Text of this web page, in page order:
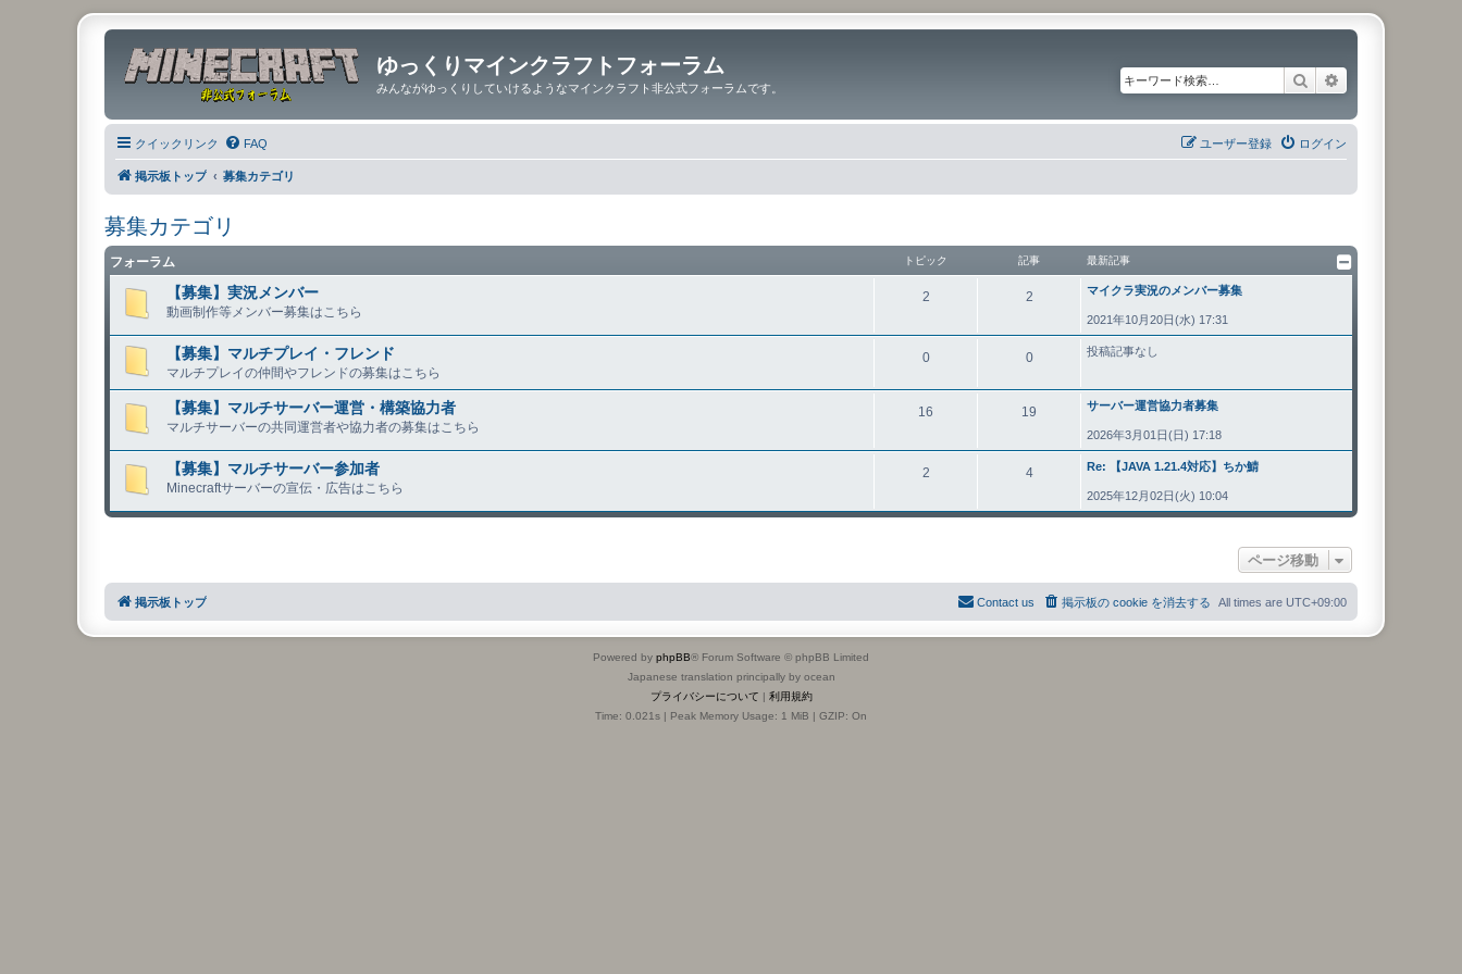
ゆっくりマインクラフトフォーラム
みんながゆっくりしていけるようなマインクラフト非公式フォーラムです。 検索
クイックリンク FAQ ログイン
ユーザー登録
掲示板トップ 募集カテゴリ
募集カテゴリ
フォーラム トピック 記事 最新記事
【募集】実況メンバー
動画制作等メンバー募集はこちら
2 2 マイクラ実況のメンバー募集
2021年10月20日(水) 17:31
【募集】マルチプレイ・フレンド
マルチプレイの仲間やフレンドの募集はこちら
0 0 投稿記事なし
【募集】マルチサーバー運営・構築協力者
マルチサーバーの共同運営者や協力者の募集はこちら
16 19 サーバー運営協力者募集
2026年3月01日(日) 17:18
【募集】マルチサーバー参加者
Minecraftサーバーの宣伝・広告はこちら
2 4 Re: 【JAVA 1.21.4対応】ちか鯖
2025年12月02日(火) 10:04
ページ移動
掲示板トップ All times are UTC+09:00
掲示板の cookie を消去する
Contact us
Powered by phpBB® Forum Software © phpBB Limited
Japanese translation principally by ocean
プライバシーについて | 利用規約
Time: 0.021s | Peak Memory Usage: 1 MiB | GZIP: On